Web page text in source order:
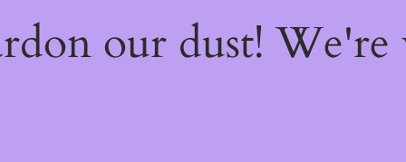
our dust!